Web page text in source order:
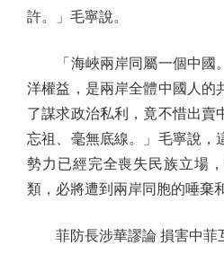
許。」毛寧說。
「海峽兩岸同屬一個中國
洋權益，是兩岸全體中國人的
了謀求政治私利，竟不惜出賣
忘祖、毫無底線。」毛寧說，
勢力已經完全喪失民族立場
類，必將遭到兩岸同胞的唾棄
菲防長涉華謬論 損害中菲